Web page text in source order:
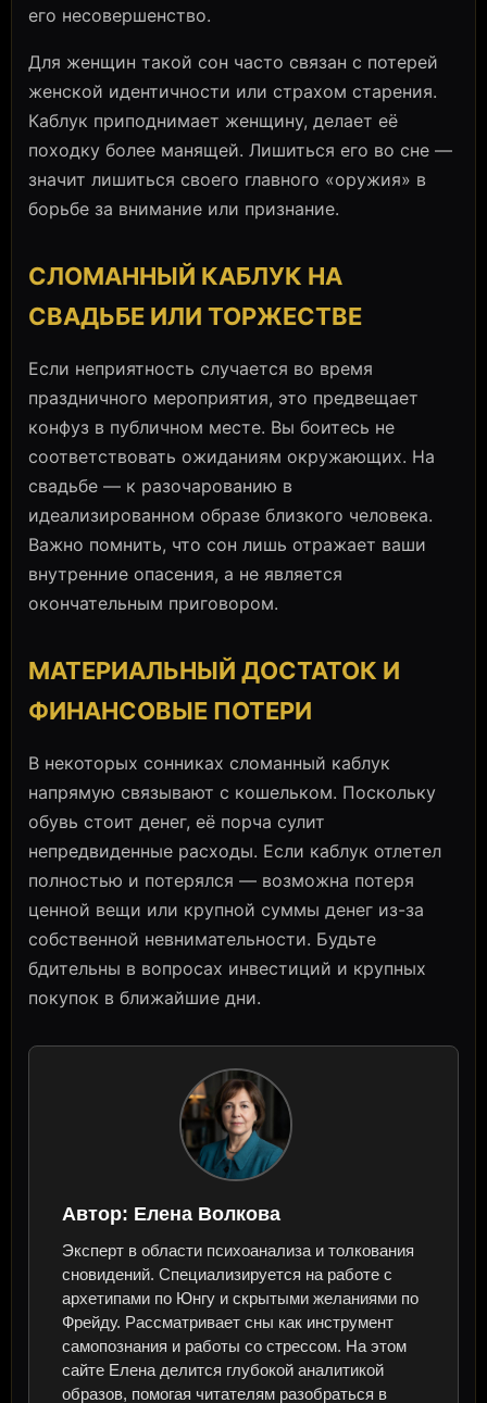
его несовершенство.
Для женщин такой сон часто связан с потерей
женской идентичности или страхом старения.
Каблук приподнимает женщину, делает её
походку более манящей. Лишиться его во сне —
значит лишиться своего главного «оружия» в
борьбе за внимание или признание.
СЛОМАННЫЙ КАБЛУК НА
СВАДЬБЕ ИЛИ ТОРЖЕСТВЕ
Если неприятность случается во время
праздничного мероприятия, это предвещает
конфуз в публичном месте. Вы боитесь не
соответствовать ожиданиям окружающих. На
свадьбе — к разочарованию в
идеализированном образе близкого человека.
Важно помнить, что сон лишь отражает ваши
внутренние опасения, а не является
окончательным приговором.
МАТЕРИАЛЬНЫЙ ДОСТАТОК И
ФИНАНСОВЫЕ ПОТЕРИ
В некоторых сонниках сломанный каблук
напрямую связывают с кошельком. Поскольку
обувь стоит денег, её порча сулит
непредвиденные расходы. Если каблук отлетел
полностью и потерялся — возможна потеря
ценной вещи или крупной суммы денег из-за
собственной невнимательности. Будьте
бдительны в вопросах инвестиций и крупных
покупок в ближайшие дни.
Автор: Елена Волкова
Эксперт в области психоанализа и толкования
сновидений. Специализируется на работе с
архетипами по Юнгу и скрытыми желаниями по
Фрейду. Рассматривает сны как инструмент
самопознания и работы со стрессом. На этом
сайте Елена делится глубокой аналитикой
образов, помогая читателям разобраться в